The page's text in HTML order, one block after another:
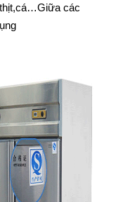
thịt,cá…Giữa các